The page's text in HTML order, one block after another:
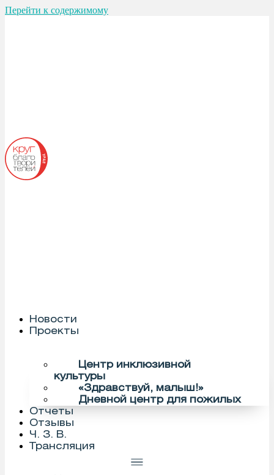
Перейти к содержимому
Новости
Проекты
Центр инклюзивной
культуры
«Здравствуй, малыш!»
Дневной центр для пожилых
Отчеты
Отзывы
Ч. З. В.
Трансляция